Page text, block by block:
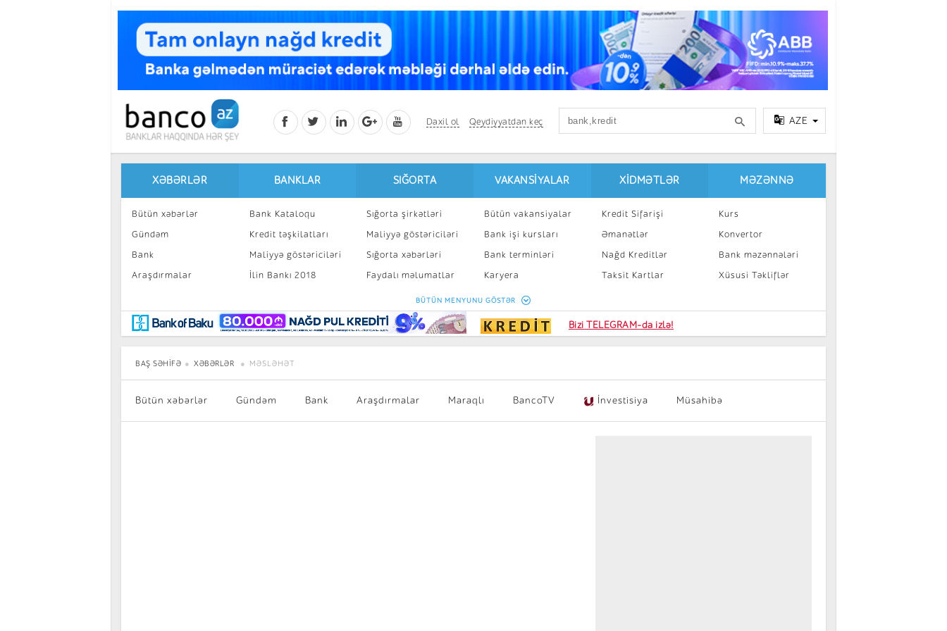
Daxil ol Qeydiyyatdan keç AZE
XƏBƏRLƏR
Bütün xəbərlər
Gündəm
Bank
Araşdırmalar
Maraqlı
BancoTV
Müsahibə
BANKLAR
Bank Kataloqu
Kredit təşkilatları
Maliyyə göstəriciləri
İlin Bankı 2018
SIĞORTA
Sığorta şirkətləri
Maliyyə göstəriciləri
Sığorta xəbərləri
Faydalı məlumatlar
Sığorta kalkulyatoru
VAKANSIYALAR
Bütün vakansiyalar
Bank işi kursları
Bank terminləri
Karyera
Peşakar inkişaf
XIDMƏTLƏR
Kredit Sifarişi
Əmanətlər
Nağd Kreditlər
Taksit Kartlar
Kart sifarişi
MƏZƏNNƏ
Kurs
Konvertor
Bank məzənnələri
Xüsusi Təkliflər
BÜTÜN MENYUNU GÖSTƏR
Bizi TELEGRAM-da izlə!
BAŞ SƏHIFƏ XƏBƏRLƏR MƏSLƏHƏT
Bütün xəbərlər Gündəm Bank Araşdırmalar Maraqlı BancoTV İnvestisiya Müsahibə